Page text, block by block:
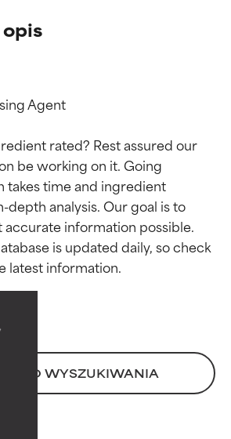
Agent
rated? Rest assured our
be working on it. Going
takes time and ingredient
depth analysis. Our goal is to
information possible.
is updated daily, so check
DO WYSZUKIWANIA
składników
i potwierdzone
badania.
składnik aktywny
dla większości
skóry i problemów
składników
i potwierdzone
badania.
składnik aktywny
dla większości
skóry i problemów